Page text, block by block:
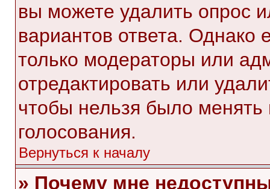
вы можете удалить опрос
вариантов ответа. Однако
только модераторы или
отредактировать или
чтобы нельзя было
голосования.
Вернуться к началу
» Почему мне